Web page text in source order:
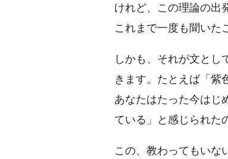
けれど、この理論の出
これまで一度も聞いた
しかも、それが文とし
きます。たとえば「紫
あなたはたった今はじ
ている」と感じられた
この、教わってもい